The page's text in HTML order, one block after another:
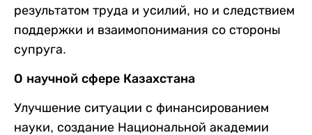
результатом труда и усилий, но и следствием
поддержки и взаимопонимания со стороны
супруга.
О научной сфере Казахстана
Улучшение ситуации с финансированием
науки, создание Национальной академии